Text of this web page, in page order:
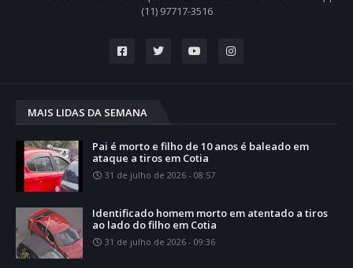
(11) 97717-3516
MAIS LIDAS DA SEMANA
Pai é morto e filho de 10 anos é baleado em
ataque a tiros em Cotia
31 de julho de 2026 - 08:57
Identificado homem morto em atentado a tiros
ao lado do filho em Cotia
31 de julho de 2026 - 09:36